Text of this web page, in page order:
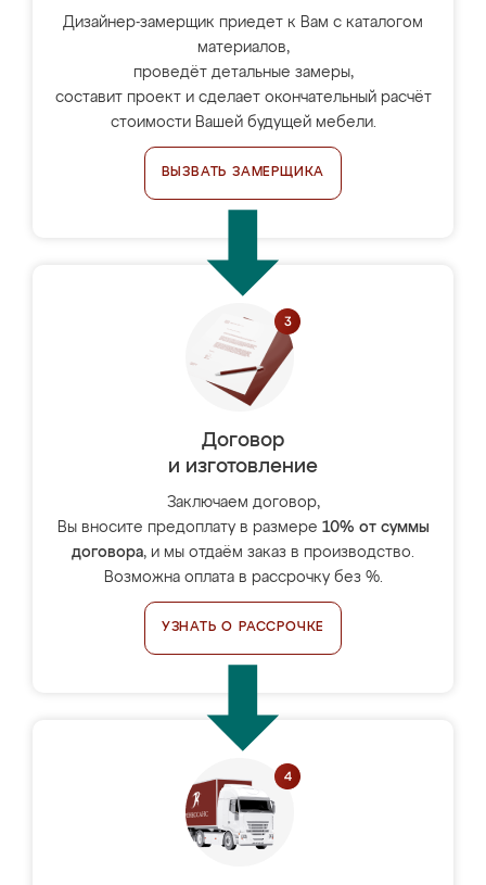
Дизайнер-замерщик приедет к Вам с каталогом
материалов,
проведёт детальные замеры,
составит проект и сделает окончательный расчёт
стоимости Вашей будущей мебели.
ВЫЗВАТЬ ЗАМЕРЩИКА
Договор
и изготовление
Заключаем договор,
Вы вносите предоплату в размере 10% от суммы
договора, и мы отдаём заказ в производство.
Возможна оплата в рассрочку без %.
УЗНАТЬ О РАССРОЧКЕ